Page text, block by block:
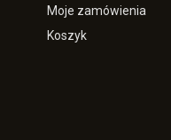
Moje zamówienia
Koszyk